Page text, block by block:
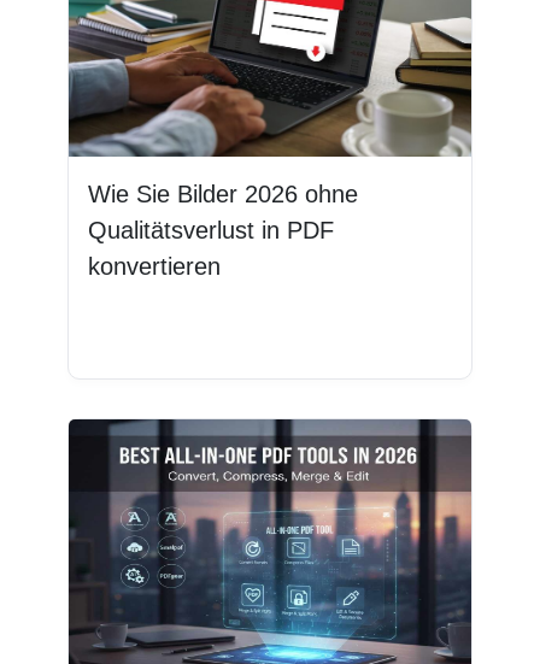
Wie Sie Bilder 2026 ohne
Qualitätsverlust in PDF
konvertieren